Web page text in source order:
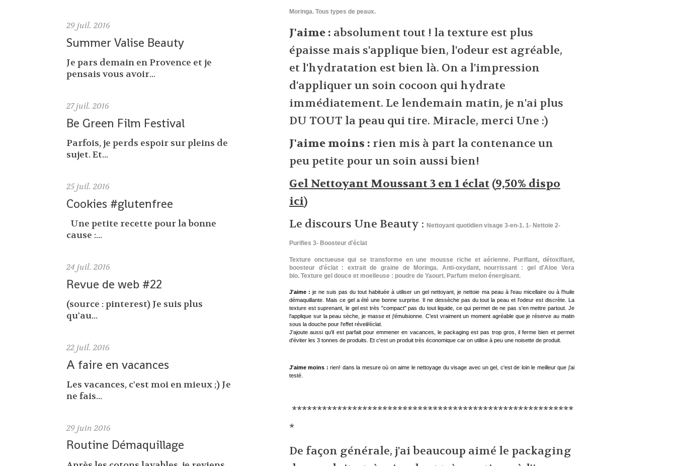
29 juil. 2016
Summer Valise Beauty
Je pars demain en Provence et je
pensais vous avoir...
27 juil. 2016
Be Green Film Festival
Parfois, je perds espoir sur pleins de
sujet. Et...
25 juil. 2016
Cookies #glutenfree
Une petite recette pour la bonne
cause :...
24 juil. 2016
Revue de web #22
(source : pinterest) Je suis plus
qu'au...
22 juil. 2016
A faire en vacances
Les vacances, c'est moi en mieux ;) Je
ne fais...
29 juin 2016
Routine Démaquillage
Moringa.Tous types de peaux.
J'aime : absolument tout ! la texture est plus
épaisse mais s'applique bien, l'odeur est agréable,
et l'hydratation est bien là. On a l'impression
d'appliquer un soin cocoon qui hydrate
immédiatement. Le lendemain matin, je n'ai plus
DU TOUT la peau qui tire. Miracle, merci Une :)
J'aime moins : rien mis à part la contenance un
peu petite pour un soin aussi bien!
Gel Nettoyant Moussant 3 en 1 éclat (9,50% dispo
ici)
Le discours Une Beauty :Nettoyant quotidien visage 3-en-1.1- Nettoie 2-
Purifies 3- Boosteur d'éclat
Texture onctueuse qui se transforme en une mousse riche et aérienne. Purifiant, détoxifiant,
boosteur d'éclat : extrait de graine de Moringa. Anti-oxydant, nourrissant : gel d'Aloe Vera
bio. Texture gel douce et moelleuse : poudre de Yaourt. Parfum melon énergisant.
J'aime : je ne suis pas du tout habituée à utiliser un gel nettoyant, je nettoie ma peau à l'eau micellaire ou à l'huile
démaquillante. Mais ce gel a été une bonne surprise. Il ne dessèche pas du tout la peau et l'odeur est discrète. La
texture est suprenant, le gel est très "compact" pas du tout liquide, ce qui permet de ne pas s'en mettre partout. Je
l'applique sur la peau sèche, je masse et j'émulsionne. C'est vraiment un moment agréable que je réserve au matin
sous la douche pour l'effet réveil/éclat.
J'ajoute aussi qu'il est parfait pour emmener en vacances, le packaging est pas trop gros, il ferme bien et permet
d'éviter les 3 tonnes de produits. Et c'est un produit très économique car on utilise à peu une noisette de produit.
J'aime moins : rien! dans la mesure où on aime le nettoyage du visage avec un gel, c'est de loin le meilleur que j'ai
testé.
********************************************************
*
De façon générale, j'ai beaucoup aimé le packaging